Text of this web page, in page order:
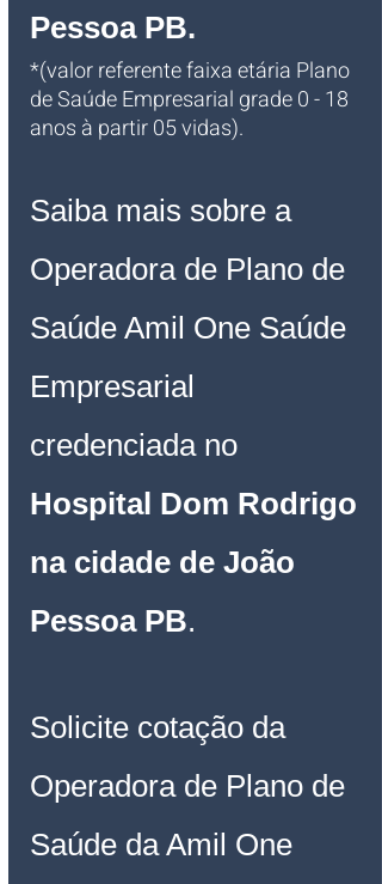
Pessoa PB.
*(valor referente faixa etária Plano
de Saúde Empresarial grade 0 - 18
anos à partir 05 vidas).
Saiba mais sobre a
Operadora de Plano de
Saúde Amil One Saúde
Empresarial
credenciada no
Hospital Dom Rodrigo
na cidade de João
Pessoa PB.
Solicite cotação da
Operadora de Plano de
Saúde da Amil One